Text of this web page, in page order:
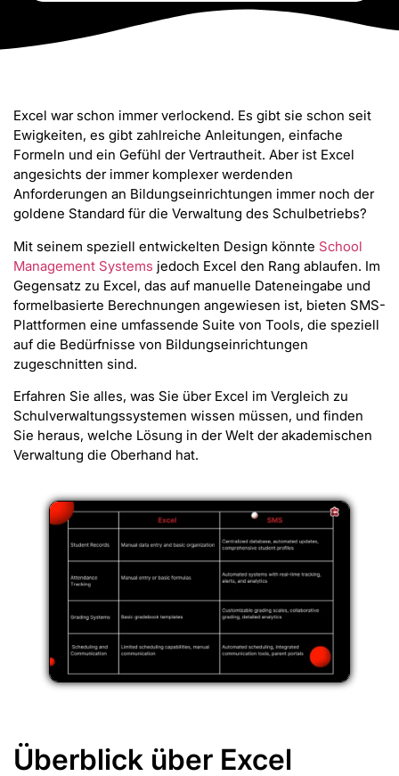
Excel war schon immer verlockend. Es gibt sie schon seit
Ewigkeiten, es gibt zahlreiche Anleitungen, einfache
Formeln und ein Gefühl der Vertrautheit. Aber ist Excel
angesichts der immer komplexer werdenden
Anforderungen an Bildungseinrichtungen immer noch der
goldene Standard für die Verwaltung des Schulbetriebs?
Mit seinem speziell entwickelten Design könnte School
Management Systems jedoch Excel den Rang ablaufen. Im
Gegensatz zu Excel, das auf manuelle Dateneingabe und
formelbasierte Berechnungen angewiesen ist, bieten SMS-
Plattformen eine umfassende Suite von Tools, die speziell
auf die Bedürfnisse von Bildungseinrichtungen
zugeschnitten sind.
Erfahren Sie alles, was Sie über Excel im Vergleich zu
Schulverwaltungssystemen wissen müssen, und finden
Sie heraus, welche Lösung in der Welt der akademischen
Verwaltung die Oberhand hat.
Überblick über Excel